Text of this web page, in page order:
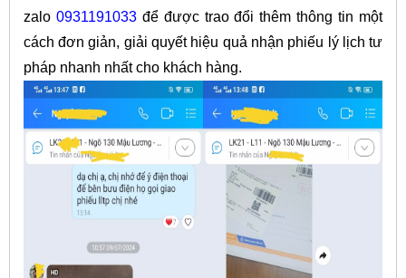
zalo 0931191033để được trao đổi thêm thông tin một
cách đơn giản, giải quyết hiệu quả nhận phiếu lý lịch tư
pháp nhanh nhất cho khách hàng.